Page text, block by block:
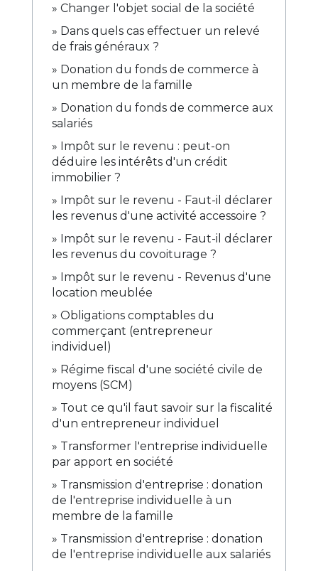
Changer l'objet social de la société
Dans quels cas effectuer un relevé
de frais généraux ?
Donation du fonds de commerce à
un membre de la famille
Donation du fonds de commerce aux
salariés
Impôt sur le revenu : peut-on
déduire les intérêts d'un crédit
immobilier ?
Impôt sur le revenu - Faut-il déclarer
les revenus d'une activité accessoire ?
Impôt sur le revenu - Faut-il déclarer
les revenus du covoiturage ?
Impôt sur le revenu - Revenus d'une
location meublée
Obligations comptables du
commerçant (entrepreneur
individuel)
Régime fiscal d'une société civile de
moyens (SCM)
Tout ce qu'il faut savoir sur la fiscalité
d'un entrepreneur individuel
Transformer l'entreprise individuelle
par apport en société
Transmission d'entreprise : donation
de l'entreprise individuelle à un
membre de la famille
Transmission d'entreprise : donation
de l'entreprise individuelle aux salariés